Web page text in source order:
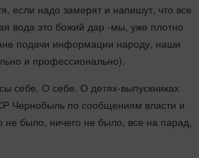
если надо замерят и напишут, что все
вода это божий дар -мы, уже плотно
подачи информации народу, наши
и профессионально).
себе. О себе. О детях-выпускниках
Чернобыль по сообщениям власти и
было, ничего не было, все на парад,